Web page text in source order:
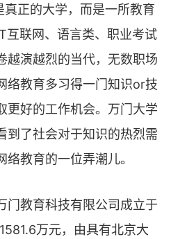
真正的大学，而是一所教育
互联网、语言类、职业考试
越演越烈的当代，无数职场
络教育多习得一门知识or技
更好的工作机会。万门大学
到了社会对于知识的热烈需
教育的一位弄潮儿。
门教育科技有限公司成立于
万元，由具有北京大